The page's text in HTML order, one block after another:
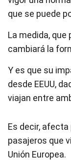
que se puede
La medida, que
cambiará la
Y es que su
desde EEUU,
viajan entre
Es decir,
pasajeros que
Unión Europea.